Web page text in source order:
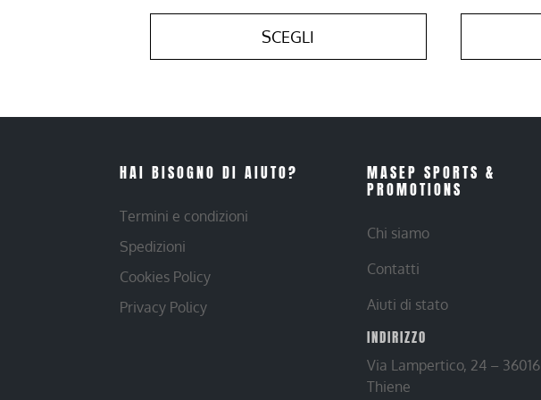
SCEGLI
HAI BISOGNO DI AIUTO?
Termini e condizioni
Spedizioni
Cookies Policy
Privacy Policy
MASEP SPORTS &
PROMOTIONS
Chi siamo
Contatti
Aiuti di stato
INDIRIZZO
Via Lampertico, 24 – 36016
Thiene